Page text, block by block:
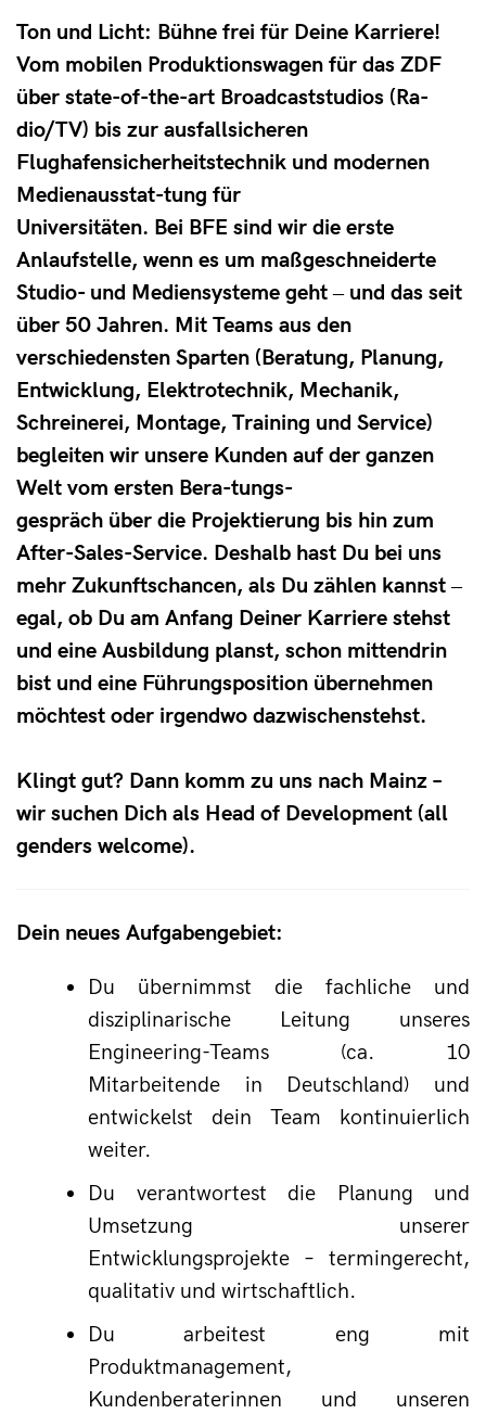
Ton und Licht: Bühne frei für Deine Karriere!
Vom mobilen Produktionswagen für das ZDF
über state-of-the-art Broadcaststudios (Ra-
dio/TV) bis zur ausfallsicheren
Flughafensicherheitstechnik und modernen
Medienausstat-tung für
Universitäten. Bei BFE sind wir die erste
Anlaufstelle, wenn es um maßgeschneiderte
Studio- und Mediensysteme geht ‒ und das seit
über 50 Jahren. Mit Teams aus den
verschiedensten Sparten (Beratung, Planung,
Entwicklung, Elektrotechnik, Mechanik,
Schreinerei, Montage, Training und Service)
begleiten wir unsere Kunden auf der ganzen
Welt vom ersten Bera-tungs-
gespräch über die Projektierung bis hin zum
After-Sales-Service. Deshalb hast Du bei uns
mehr Zukunftschancen, als Du zählen kannst ‒
egal, ob Du am Anfang Deiner Karriere stehst
und eine Ausbildung planst, schon mittendrin
bist und eine Führungsposition übernehmen
möchtest oder irgendwo dazwischenstehst.
Klingt gut? Dann komm zu uns nach Mainz –
wir suchen Dich als Head of Development (all
genders welcome).
Dein neues Aufgabengebiet:
Du übernimmst die fachliche und
disziplinarische Leitung unseres
Engineering-Teams (ca. 10
Mitarbeitende in Deutschland) und
entwickelst dein Team kontinuierlich
weiter.
Du verantwortest die Planung und
Umsetzung unserer
Entwicklungsprojekte – termingerecht,
qualitativ und wirtschaftlich.
Du arbeitest eng mit
Produktmanagement,
Kundenberaterinnen und unseren